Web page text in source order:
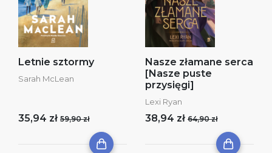
Letnie sztormy
Sarah McLean
35,94 zł 59,90 zł
Nasze złamane serca
[Nasze puste
przysięgi]
Lexi Ryan
38,94 zł 64,90 zł